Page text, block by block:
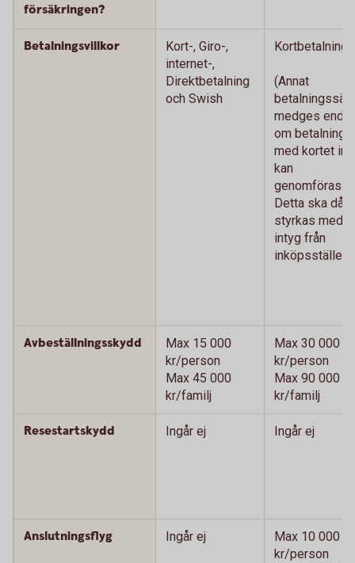
försäkringen?
Betalningsvillkor
Kort-, Giro-,
internet-,
Direktbetalning
och Swish
Kortbetalning
(Annat
betalningssätt
medges
om betalning
med kortet
kan
genomföras.
Detta ska då
styrkas med
intyg från
inköpsstället.)
Avbeställningsskydd
Max 15 000
kr/person
Max 45 000
kr/familj
Max 30 000
kr/person
Max 90 000
kr/familj
Resestartskydd Ingår ej Ingår ej
Anslutningsflyg Ingår ej
Max 10 000
kr/person